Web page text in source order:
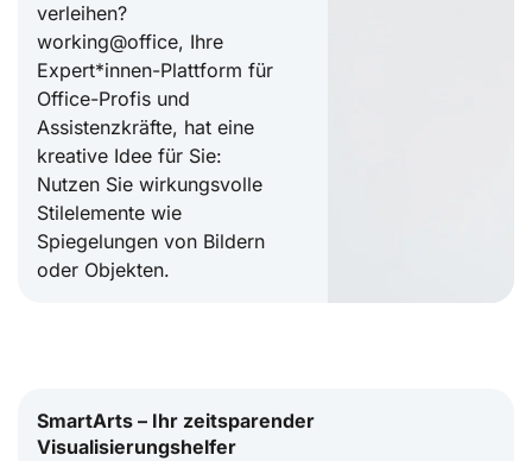
verleihen?
working@office, Ihre
Expert*innen-Plattform für
Office-Profis und
Assistenzkräfte, hat eine
kreative Idee für Sie:
Nutzen Sie wirkungsvolle
Stilelemente wie
Spiegelungen von Bildern
oder Objekten.
SmartArts – Ihr zeitsparender
Visualisierungshelfer